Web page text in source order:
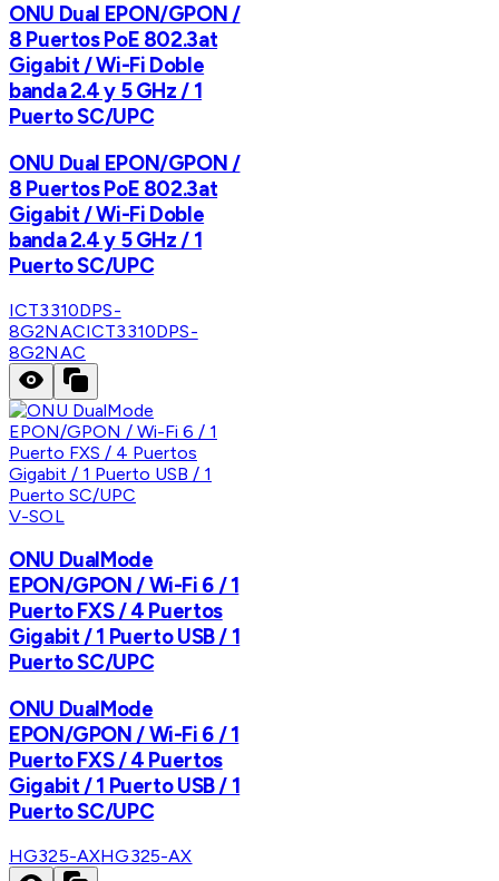
ONU Dual EPON/GPON /
8 Puertos PoE 802.3at
Gigabit / Wi-Fi Doble
banda 2.4 y 5 GHz / 1
Puerto SC/UPC
ONU Dual EPON/GPON /
8 Puertos PoE 802.3at
Gigabit / Wi-Fi Doble
banda 2.4 y 5 GHz / 1
Puerto SC/UPC
ICT3310DPS-
8G2NACICT3310DPS-
8G2NAC
V-SOL
ONU DualMode
EPON/GPON / Wi-Fi 6 / 1
Puerto FXS / 4 Puertos
Gigabit / 1 Puerto USB / 1
Puerto SC/UPC
ONU DualMode
EPON/GPON / Wi-Fi 6 / 1
Puerto FXS / 4 Puertos
Gigabit / 1 Puerto USB / 1
Puerto SC/UPC
HG325-AXHG325-AX